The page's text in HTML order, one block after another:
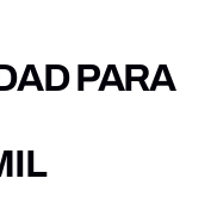
PARA